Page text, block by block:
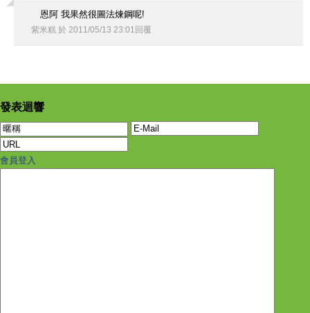
恩阿 我果然很圖法煉鋼呢!
紫米糕 於 2011/05/13 23:01 回覆
發表迴響
會員登入